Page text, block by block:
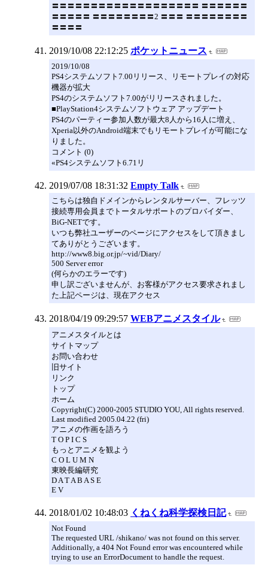
〓〓〓〓〓〓〓〓〓〓〓〓〓〓〓〓〓〓〓 〓〓〓〓〓〓
〓〓〓〓〓 〓〓〓〓〓〓〓〓2 〓〓〓 〓〓〓〓〓〓〓〓
〓〓〓〓
2019/10/08 22:12:25 ポケットニュース
2019/10/08
PS4システムソフト7.00リリース、リモートプレイの対応
機器が拡大
PS4のシステムソフト7.00がリリースされました。
■PlayStation4システムソフトウェア アップデート
PS4のパーティー参加人数が最大8人から16人に増え、
Xperia以外のAndroid端末でもリモートプレイが可能にな
りました。
コメント (0)
«PS4システムソフト6.71リ
2019/07/08 18:31:32 Empty Talk
こちらは独自ドメインからレンタルサーバー、フレッツ
接続専用会員までトータルサポートのプロバイダー、
BiG-NETです。
いつも弊社ユーザーのページにアクセスをして頂きまし
てありがとうございます。
http://www8.big.or.jp/~vid/Diary/
500 Server error
(何らかのエラーです)
申し訳ございませんが、お客様がアクセス要求されまし
た上記ページは、現在アクセス
2018/04/19 09:29:57 WEBアニメスタイル
アニメスタイルとは
サイトマップ
お問い合わせ
旧サイト
リンク
トップ
ホーム
Copyright(C) 2000-2005 STUDIO YOU, All rights reserved.
Last modified 2005.04.22 (fri)
アニメの作画を語ろう
T O P I C S
もっとアニメを観よう
C O L U M N
東映長編研究
D A T A B A S E
E V
2018/01/02 10:48:03 くねくね科学探検日記
Not Found
The requested URL /shikano/ was not found on this server.
Additionally, a 404 Not Found error was encountered while
trying to use an ErrorDocument to handle the request.